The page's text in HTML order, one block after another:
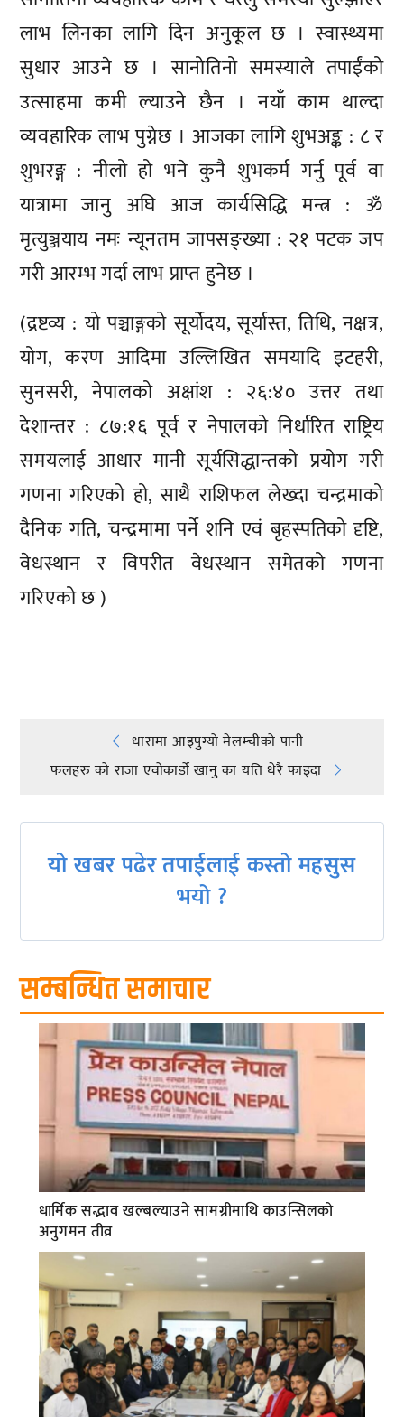
लाभ लिनका लागि दिन अनुकूल छ । स्वास्थ्यमा
सुधार आउने छ । सानोतिनो समस्याले तपाईंको
उत्साहमा कमी ल्याउने छैन । नयाँ काम थाल्दा
व्यवहारिक लाभ पुग्नेछ । आजका लागि शुभअङ्क : ८ र
शुभरङ्ग : नीलो हो भने कुनै शुभकर्म गर्नु पूर्व वा
यात्रामा जानु अघि आज कार्यसिद्धि मन्त्र : ॐ
मृत्युञ्जयाय नमः न्यूनतम जापसङ्ख्या : २१ पटक जप
गरी आरम्भ गर्दा लाभ प्राप्त हुनेछ ।
(द्रष्टव्य : यो पञ्चाङ्गको सूर्योदय, सूर्यास्त, तिथि, नक्षत्र,
योग, करण आदिमा उल्लिखित समयादि इटहरी,
सुनसरी, नेपालको अक्षांश : २६:४० उत्तर तथा
देशान्तर : ८७:१६ पूर्व र नेपालको निर्धारित राष्ट्रिय
समयलाई आधार मानी सूर्यसिद्धान्तको प्रयोग गरी
गणना गरिएको हो, साथै राशिफल लेख्दा चन्द्रमाको
दैनिक गति, चन्द्रमामा पर्ने शनि एवं बृहस्पतिको दृष्टि,
वेधस्थान र विपरीत वेधस्थान समेतको गणना
गरिएको छ )
Post
navigation
धारामा आइपुग्यो मेलम्चीको पानी
फलहरु को राजा एवोकार्डो खानु का यति धेरै फाइदा
यो खबर पढेर तपाईलाई कस्तो महसुस
भयो ?
सम्बन्धित समाचार
धार्मिक सद्भाव खल्बल्याउने सामग्रीमाथि काउन्सिलको
अनुगमन तीव्र